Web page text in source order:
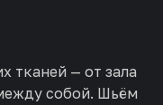
тканей — от зала
собой. Шьём